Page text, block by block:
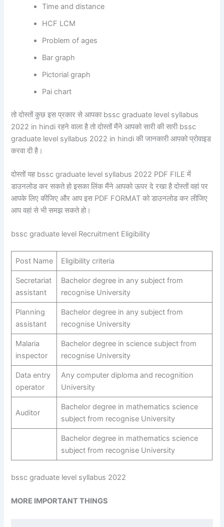
Time and distance
HCF LCM
Problem of ages
Bar graph
Pictorial graph
Pai chart
तो दोस्तों कुछ इस प्रकार से आपका bssc graduate level syllabus
2022 in hindi रहने वाला है तो दोस्तों मैंने आपको सारी की सारी bssc
graduate level syllabus 2022 in hindi की जानकारी आपको प्रोवाइड
करवा दी है।
दोस्तों यह bssc graduate level syllabus 2022 PDF FILE में
डाउनलोड कर सकते हो इसका लिंक मैंने आपको ऊपर दे रखा है दोस्तों वहां पर
आपके लिए कीजिए और आप इस PDF FORMAT को डाउनलोड कर लीजिए
आप वहां से भी समझ सकते हो।
bssc graduate level Recruitment Eligibility
Post Name Eligibility criteria
Secretariat
assistant
Bachelor degree in any subject from
recognise University
Planning
assistant
Bachelor degree in any subject from
recognise University
Malaria
inspector
Bachelor degree in science subject from
recognise University
Data entry
operator
Any computer diploma and recognition
University
Auditor
Bachelor degree in mathematics science
subject from recognise University
Bachelor degree in mathematics science
subject from recognise University
bssc graduate level syllabus 2022
MORE IMPORTANT THINGS